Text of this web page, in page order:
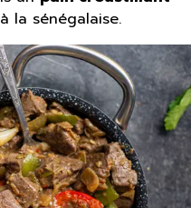
la sénégalaise.